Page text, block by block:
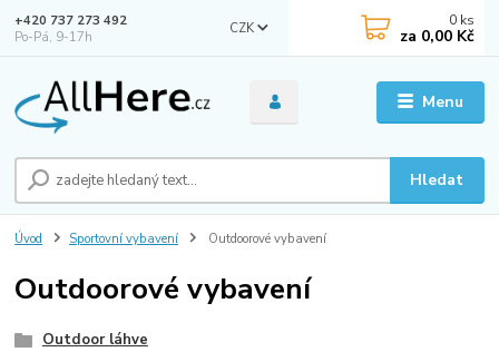
Menu
CZK
Hledat
+420 737 273 492
Po-Pá, 9-17h
0 ks
za 0,00 Kč
Úvod Sportovní vybavení Outdoorové vybavení
Outdoorové vybavení
Outdoor láhve